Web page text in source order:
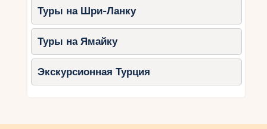
Туры на Шри-Ланку
Туры на Ямайку
Экскурсионная Турция